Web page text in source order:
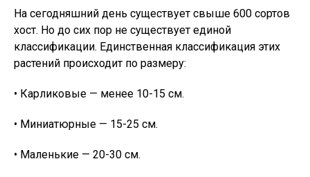
На сегодняшний день существует свыше 600 сортов
хост. Но до сих пор не существует единой
классификации. Единственная классификация этих
растений происходит по размеру:
• Карликовые — менее 10-15 см.
• Миниатюрные — 15-25 см.
• Маленькие — 20-30 см.